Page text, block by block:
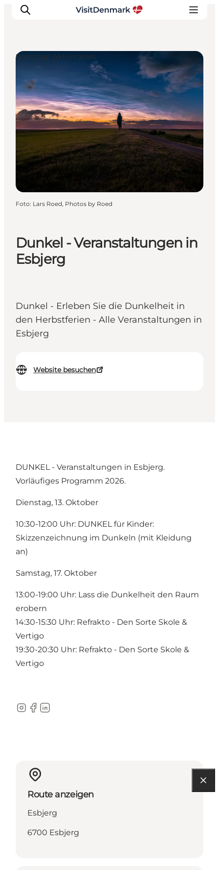
Inspiration
Regionen
Erlebnisse
Unterkünfte
Reiseplanung
Dunkel - Veranstaltungen in
Esbjerg
Dunkel - Erleben Sie die Dunkelheit in
den Herbstferien - Alle Veranstaltungen in
Esbjerg
Website besuchen
Sonstige Aktivitäten
Foto: Lars Roed, Photos by Roed
DUNKEL - Veranstaltungen in Esbjerg.
Vorläufiges Programm 2026.
Dienstag, 13. Oktober
10:30-12:00 Uhr: DUNKEL für Kinder:
Skizzenzeichnung im Dunkeln (mit Kleidung
an)
Samstag, 17. Oktober
13:00-19:00 Uhr: Lass die Dunkelheit den Raum
erobern
14:30-15:30 Uhr: Refrakto - Den Sorte Skole &
Vertigo
19:30-20:30 Uhr: Refrakto - Den Sorte Skole &
Vertigo
Instagram
Facebook
LinkedIn
Route anzeigen
Esbjerg
6700 Esbjerg